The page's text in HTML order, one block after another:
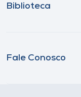
Biblioteca
Fale Conosco